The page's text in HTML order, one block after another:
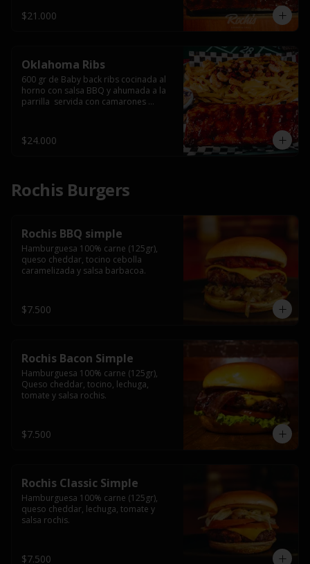
tocino ahumado laminado, papas
fritas  y un huevo frito.
$21.000
Oklahoma Ribs
600 gr de Baby back ribs cocinada al
horno con salsa BBQ y ahumada a la
parrilla  servida con camarones
$24.000
Rochis Burgers
Rochis BBQ simple
Hamburguesa 100% carne (125gr),
queso cheddar, tocino cebolla
caramelizada y salsa barbacoa.
$7.500
Rochis Bacon Simple
Hamburguesa 100% carne (125gr),
Queso cheddar, tocino, lechuga,
tomate y salsa rochis.
$7.500
Rochis Classic Simple
Hamburguesa 100% carne (125gr),
queso cheddar, lechuga, tomate y
salsa rochis.
$7.500